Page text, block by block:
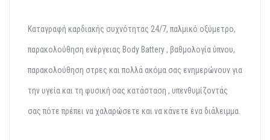
Καταγραφή καρδιακής συχνότητας 24/7, παλμικό οξύμετρο,
παρακολούθηση ενέργειας Body Battery , βαθμολογία ύπνου,
παρακολούθηση στρες και πολλά ακόμα σας ενημερώνουν για
την υγεία και τη φυσική σας κατάσταση , υπενθυμίζοντάς
σας πότε πρέπει να χαλαρώσετε και να κάνετε ένα διάλειμμα.